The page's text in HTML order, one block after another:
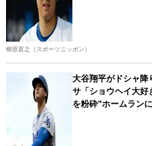
柳原直之（スポーツニッポン）
大谷翔平がドシャ
サ「ショウヘイ大好
を粉砕”ホームラン